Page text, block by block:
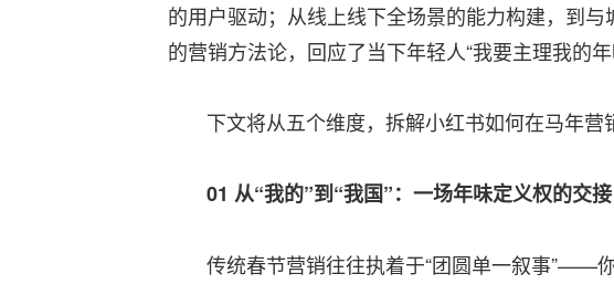
的用户驱动；从线上线下全场景的能力构建，到
的营销方法论，回应了当下年轻人“我要主理我的年
下文将从五个维度，拆解小红书如何在马年营
01 从“我的”到“我国”：一场年味定义权的交接
传统春节营销往往执着于“团圆单一叙事”——